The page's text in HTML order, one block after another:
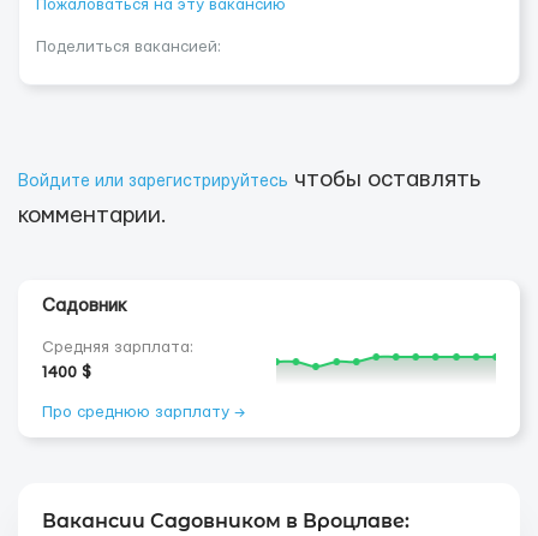
Пожаловаться на эту вакансию
Поделиться вакансией:
Войдите или зарегистрируйтесь чтобы оставлять
комментарии.
Садовник
Средняя зарплата:
1400 $
Про среднюю зарплату →
Вакансии Садовником в Вроцлаве: